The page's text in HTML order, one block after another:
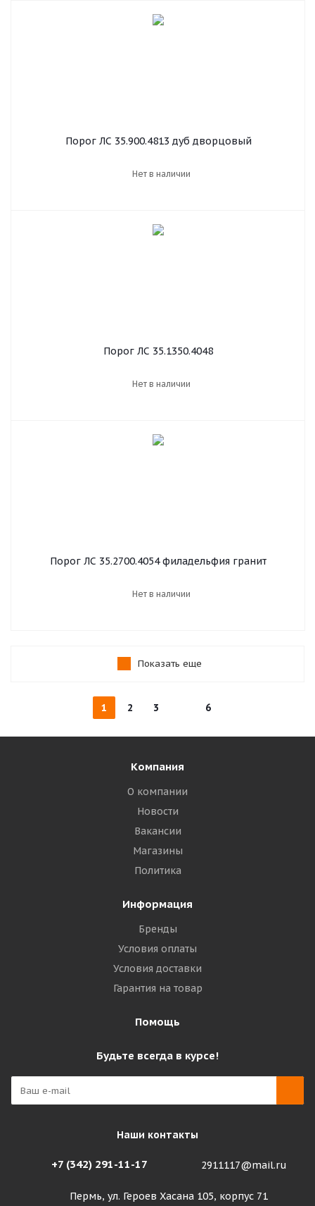
Порог ЛС 35.900.4813 дуб дворцовый
Нет в наличии
Порог ЛС 35.1350.4048
Нет в наличии
Порог ЛС 35.2700.4054 филадельфия гранит
Нет в наличии
Показать еще
1 2 3 6
Компания
О компании
Новости
Вакансии
Магазины
Политика
Информация
Бренды
Условия оплаты
Условия доставки
Гарантия на товар
Помощь
Будьте всегда в курсе!
Наши контакты
+7 (342) 291-11-17 2911117@mail.ru
Пермь, ул. Героев Хасана 105, корпус 71